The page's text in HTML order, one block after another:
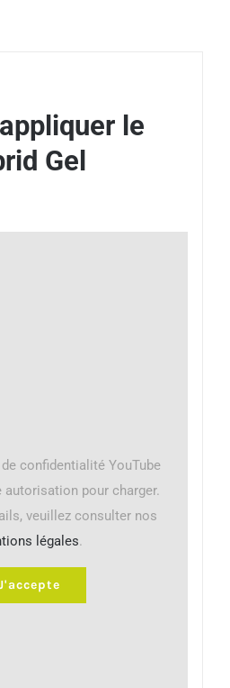
le
Gel
confidentialité YouTube
autorisation pour charger.
veuillez consulter nos
légales.